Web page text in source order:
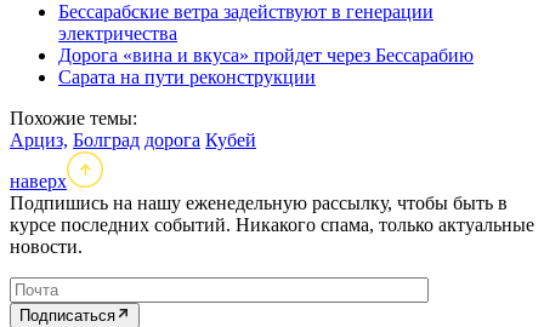
Бессарабские ветра задействуют в генерации
электричества
Дорога «вина и вкуса» пройдет через Бессарабию
Сарата на пути реконструкции
Похожие темы:
Арциз, Болград дорога Кубей
наверх
Подпишись на нашу еженедельную рассылку, чтобы быть в
курсе последних событий. Никакого спама, только актуальные
новости.
Подписаться